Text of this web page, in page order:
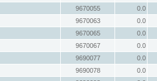
9670055
0.0
9670063
0.0
9670065
0.0
9670067
0.0
9690077
0.0
9690078
0.0